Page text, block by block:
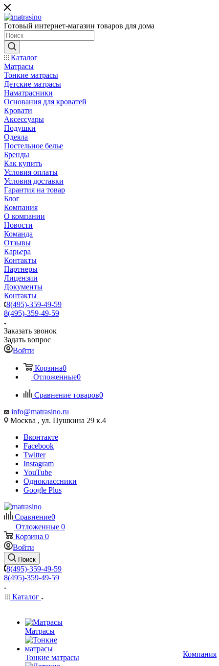
Готовый интернет-магазин товаров для дома
Каталог
Матрасы
Тонкие матрасы
Детские матрасы
Наматрасники
Основания для кроватей
Кровати
Аксессуары
Подушки
Одеяла
Постельное белье
Бренды
Как купить
Условия оплаты
Условия доставки
Гарантия на товар
Блог
Компания
О компании
Новости
Команда
Отзывы
Карьера
Контакты
Партнеры
Лицензии
Документы
Контакты
8(495)-359-49-59
8(495)-359-49-59
Заказать звонок
Задать вопрос
Войти
Корзина0
Отложенные0
Сравнение товаров0
info@matrasino.ru
Москва , ул. Пушкина 29 к.4
Вконтакте
Facebook
Twitter
Instagram
YouTube
Одноклассники
Google Plus
Сравнение0
Отложенные 0
Корзина 0
Войти
Поиск
8(495)-359-49-59
8(495)-359-49-59
Каталог
Матрасы
Тонкие матрасы
Компания